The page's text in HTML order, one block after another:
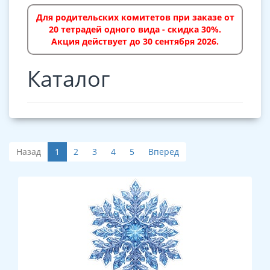
Для родительских комитетов при заказе от
20 тетрадей одного вида - скидка 30%.
Акция действует до 30 сентября 2026.
Каталог
Назад 1 2 3 4 5 Вперед